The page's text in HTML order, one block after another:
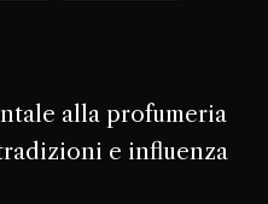
alla profumeria
e influenza